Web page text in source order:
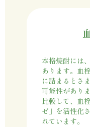
本格焼酎には
あります。血
に詰まるとさ
可能性があり
比較して、血
ゼ」を活性化
れています。